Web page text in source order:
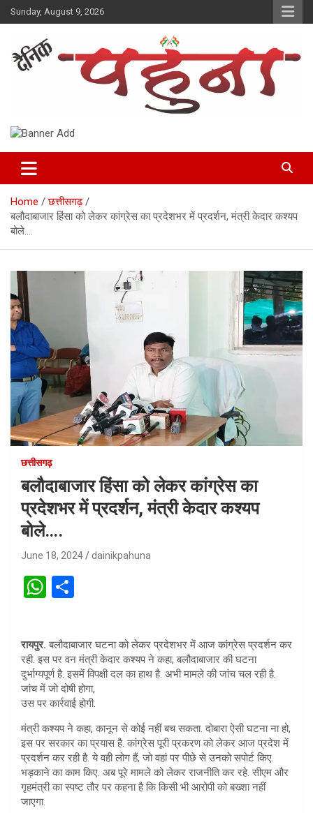
Skip
to
Sunday, August 9, 2026
Dainik Pahuna
Home
छत्तीसगढ़
बलौदाबाजार हिंसा को लेकर कांग्रेस का प्रदेशभर में प्रदर्शन, मंत्री केदार कश्यप
बोले….
छत्तीसगढ़
बलौदाबाजार हिंसा को लेकर कांग्रेस का
प्रदेशभर में प्रदर्शन, मंत्री केदार कश्यप
बोले….
June 18, 2024 dainikpahuna
W
at
s
A
p
p
e
रायपुर. बलौदाबाजार घटना को लेकर प्रदेशभर में आज कांग्रेस प्रदर्शन कर
रही. इस पर वन मंत्री केदार कश्यप ने कहा, बलौदाबाजार की घटना
दुर्भाग्यपूर्ण है. इसमें विपक्षी दल का हाथ है. अभी मामले की जांच चल रही है.
जांच में जो दोषी होगा,
उस पर कार्रवाई होगी.
मंत्री कश्यप ने कहा, कानून से कोई नहीं बच सकता. दोबारा ऐसी घटना ना हो,
इस पर सरकार का प्रयास है. कांग्रेस पूरी प्रकरण को लेकर आज प्रदेश में
प्रदर्शन कर रही है. ये वही लोग हैं, जो वहां पर पीछे से उनको सपोर्ट किए.
भड़काने का काम किए. अब पूरे मामले को लेकर राजनीति कर रहे. सीएम और
गृहमंत्री का स्पष्ट तौर पर कहना है कि किसी भी आरोपी को बख्शा नहीं
जाएगा.